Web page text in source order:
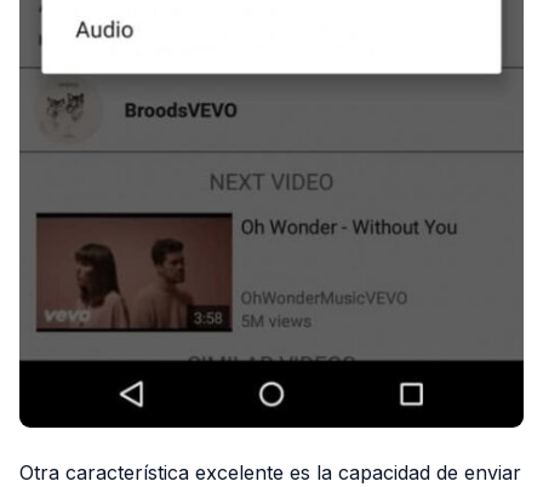
Otra característica excelente es la capacidad de enviar